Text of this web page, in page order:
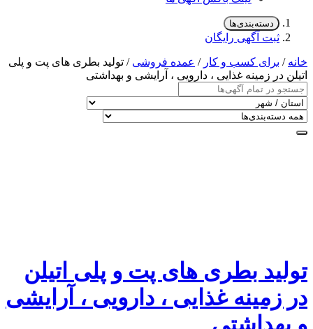
دسته‌بندی‌ها
ثبت آگهی رایگان
خانه/ برای کسب و کار / عمده فروشی / تولید بطری های پت و پلی
اتیلن در زمینه غذایی ، دارویی ، آرایشی و بهداشتی
تولید بطری های پت و پلی اتیلن
در زمینه غذایی ، دارویی ، آرایشی